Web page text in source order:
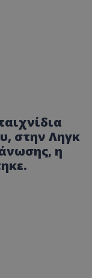
στην Ληγκ
η